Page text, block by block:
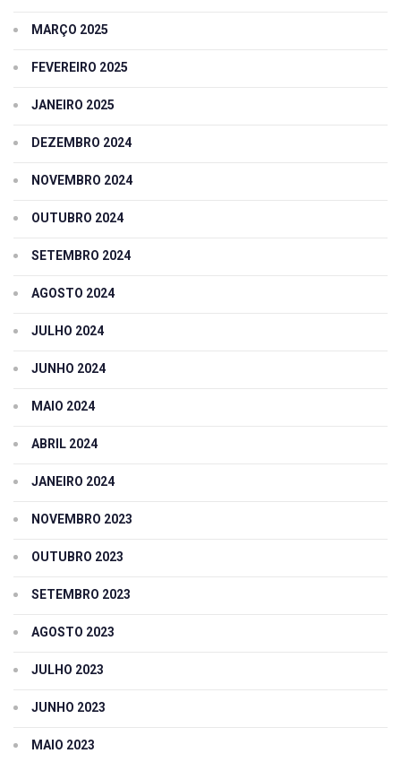
MARÇO 2025
FEVEREIRO 2025
JANEIRO 2025
DEZEMBRO 2024
NOVEMBRO 2024
OUTUBRO 2024
SETEMBRO 2024
AGOSTO 2024
JULHO 2024
JUNHO 2024
MAIO 2024
ABRIL 2024
JANEIRO 2024
NOVEMBRO 2023
OUTUBRO 2023
SETEMBRO 2023
AGOSTO 2023
JULHO 2023
JUNHO 2023
MAIO 2023